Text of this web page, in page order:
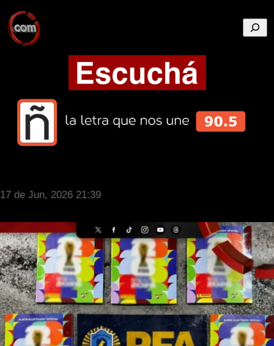
17 de Jun, 2026 21:39